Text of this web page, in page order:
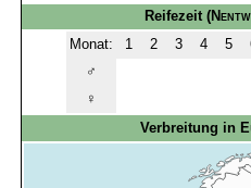
Reifezeit(
Monat:
1 2 3 4 5
♂
♀
Verbreitung in